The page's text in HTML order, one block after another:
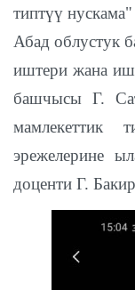
типтүү
Абад облустук
иштери жана
башчысы Г.
мамлекеттик
эрежелерине
доценти Г.